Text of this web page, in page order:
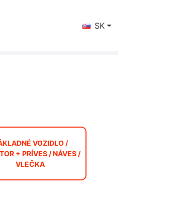
SK
VOZIDLO /
+ PRÍVES / NÁVES /
VLEČKA